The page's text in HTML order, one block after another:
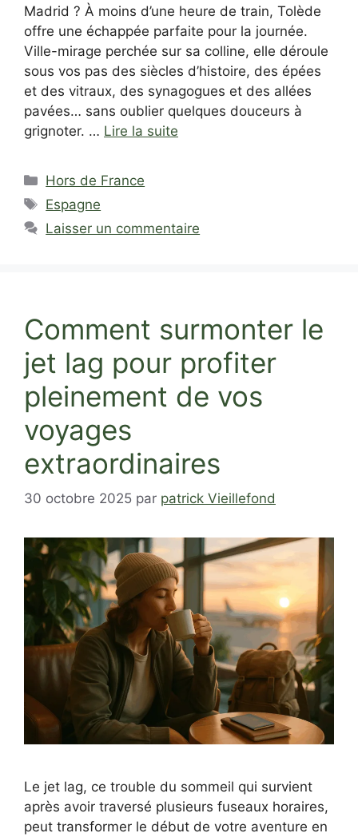
Madrid ? À moins d’une heure de train, Tolède
offre une échappée parfaite pour la journée.
Ville-mirage perchée sur sa colline, elle déroule
sous vos pas des siècles d’histoire, des épées
et des vitraux, des synagogues et des allées
pavées… sans oublier quelques douceurs à
grignoter. … Lire la suite
Catégories
Hors de France
Étiquettes
Espagne
Laisser un commentaire
Comment surmonter le
jet lag pour profiter
pleinement de vos
voyages
extraordinaires
30 octobre 2025 par patrick Vieillefond
Le jet lag, ce trouble du sommeil qui survient
après avoir traversé plusieurs fuseaux horaires,
peut transformer le début de votre aventure en